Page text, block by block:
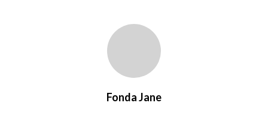
Fonda Jane